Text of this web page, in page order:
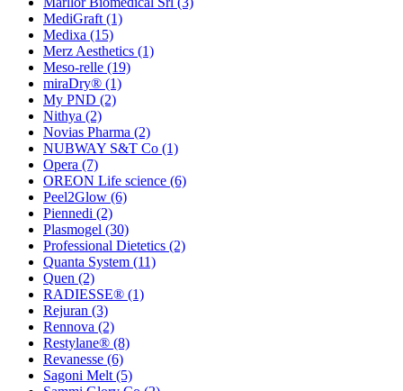
MediGraft (1)
Medixa (15)
Merz Aesthetics (1)
Meso-relle (19)
miraDry® (1)
My PND (2)
Nithya (2)
Novias Pharma (2)
NUBWAY S&T Co (1)
Opera (7)
OREON Life science (6)
Peel2Glow (6)
Piennedi (2)
Plasmogel (30)
Professional Dietetics (2)
Quanta System (11)
Quen (2)
RADIESSE® (1)
Rejuran (3)
Rennova (2)
Restylane® (8)
Revanesse (6)
Sagoni Melt (5)